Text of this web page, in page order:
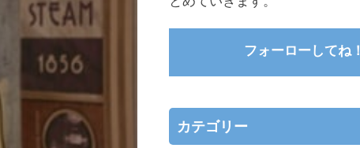
フォーローしてね！
カテゴリー